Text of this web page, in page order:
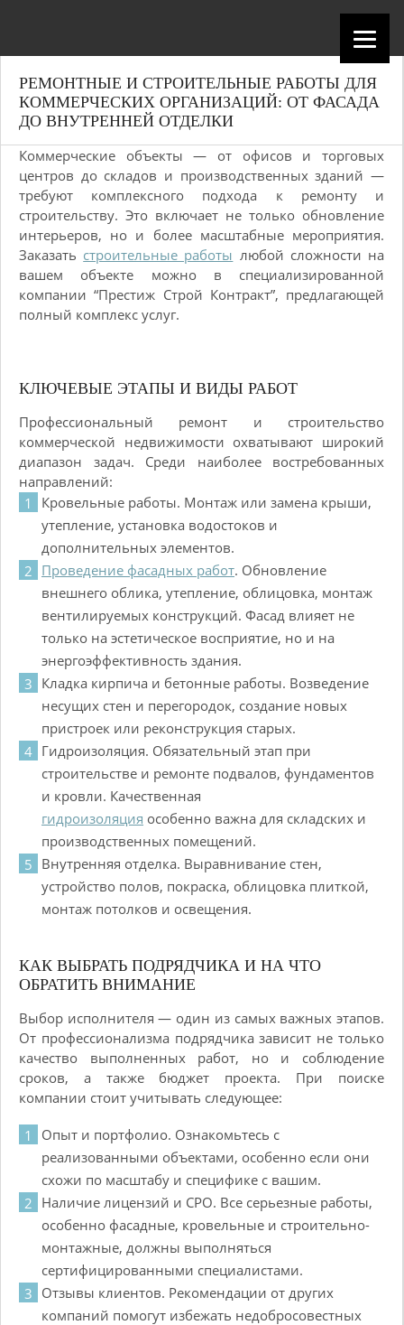
РЕМОНТНЫЕ И СТРОИТЕЛЬНЫЕ РАБОТЫ ДЛЯ
КОММЕРЧЕСКИХ ОРГАНИЗАЦИЙ: ОТ ФАСАДА
ДО ВНУТРЕННЕЙ ОТДЕЛКИ
Коммерческие объекты — от офисов и торговых
центров до складов и производственных зданий —
требуют комплексного подхода к ремонту и
строительству. Это включает не только обновление
интерьеров, но и более масштабные мероприятия.
Заказать строительные работы любой сложности на
вашем объекте можно в специализированной
компании “Престиж Строй Контракт”, предлагающей
полный комплекс услуг.
КЛЮЧЕВЫЕ ЭТАПЫ И ВИДЫ РАБОТ
Профессиональный ремонт и строительство
коммерческой недвижимости охватывают широкий
диапазон задач. Среди наиболее востребованных
направлений:
Кровельные работы. Монтаж или замена крыши,
утепление, установка водостоков и
дополнительных элементов.
Проведение фасадных работ. Обновление
внешнего облика, утепление, облицовка, монтаж
вентилируемых конструкций. Фасад влияет не
только на эстетическое восприятие, но и на
энергоэффективность здания.
Кладка кирпича и бетонные работы. Возведение
несущих стен и перегородок, создание новых
пристроек или реконструкция старых.
Гидроизоляция. Обязательный этап при
строительстве и ремонте подвалов, фундаментов
и кровли. Качественная
гидроизоляция особенно важна для складских и
производственных помещений.
Внутренняя отделка. Выравнивание стен,
устройство полов, покраска, облицовка плиткой,
монтаж потолков и освещения.
КАК ВЫБРАТЬ ПОДРЯДЧИКА И НА ЧТО
ОБРАТИТЬ ВНИМАНИЕ
Выбор исполнителя — один из самых важных этапов.
От профессионализма подрядчика зависит не только
качество выполненных работ, но и соблюдение
сроков, а также бюджет проекта. При поиске
компании стоит учитывать следующее:
Опыт и портфолио. Ознакомьтесь с
реализованными объектами, особенно если они
схожи по масштабу и специфике с вашим.
Наличие лицензий и СРО. Все серьезные работы,
особенно фасадные, кровельные и строительно-
монтажные, должны выполняться
сертифицированными специалистами.
Отзывы клиентов. Рекомендации от других
компаний помогут избежать недобросовестных